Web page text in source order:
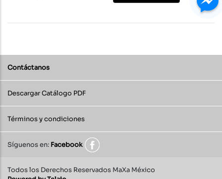
Contáctanos
Descargar Catálogo PDF
Términos y condiciones
Síguenos en: Facebook
Todos los Derechos Reservados MaXa México